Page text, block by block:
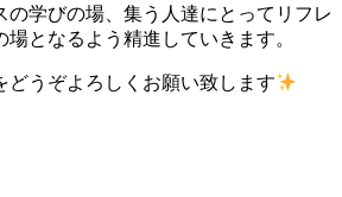
の学びの場、集う人達にとってリフレ
となるよう精進していきます。
どうぞよろしくお願い致します